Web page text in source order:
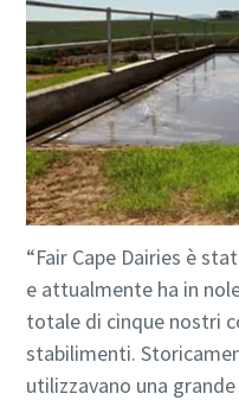
“Fair Cape Dairies è
e attualmente ha in
totale di cinque nostri
stabilimenti.
utilizzavano una